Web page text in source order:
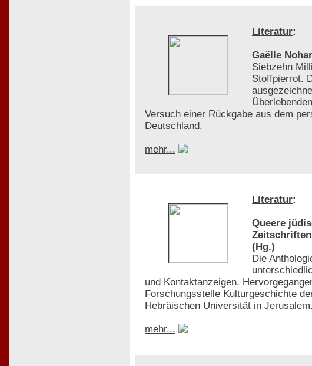
Literatur:
Gaëlle
Siebzehn
Stoffpierrot.
Versuch einer Rückgabe aus dem
Deutschland.
mehr...
Literatur:
Queere
Zeitschriften
(Hg.)
Die
und Kontaktanzeigen.
Forschungsstelle Kulturgeschichte
Hebräischen Universität in Jerusalem.
mehr...